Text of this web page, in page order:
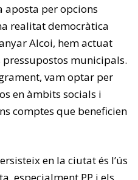
per opcions
realitat democràtica
Alcoi, hem actuat
municipals.
vam optar per
en àmbits socials i
comptes que beneficien
en la ciutat és l’ús